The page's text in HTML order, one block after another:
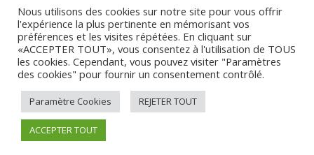
Nous utilisons des cookies sur notre site pour vous offrir
l'expérience la plus pertinente en mémorisant vos
préférences et les visites répétées. En cliquant sur
«ACCEPTER TOUT», vous consentez à l'utilisation de TOUS
les cookies. Cependant, vous pouvez visiter "Paramètres
des cookies" pour fournir un consentement contrôlé.
Paramètre Cookies REJETER TOUT
ACCEPTER TOUT